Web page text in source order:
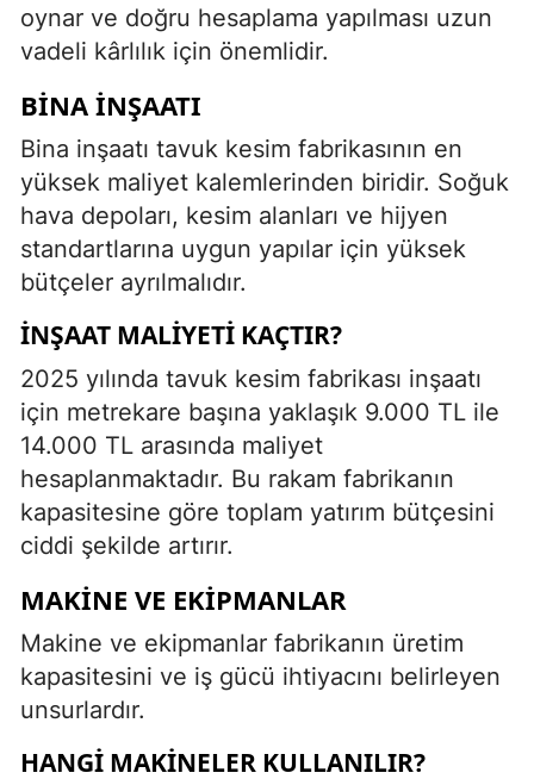
oynar ve doğru hesaplama yapılması uzun
vadeli kârlılık için önemlidir.
BINA İNŞAATI
Bina inşaatı tavuk kesim fabrikasının en
yüksek maliyet kalemlerinden biridir. Soğuk
hava depoları, kesim alanları ve hijyen
standartlarına uygun yapılar için yüksek
bütçeler ayrılmalıdır.
İNŞAAT MALIYETI KAÇTIR?
2025 yılında tavuk kesim fabrikası inşaatı
için metrekare başına yaklaşık 9.000 TL ile
14.000 TL arasında maliyet
hesaplanmaktadır. Bu rakam fabrikanın
kapasitesine göre toplam yatırım bütçesini
ciddi şekilde artırır.
MAKINE VE EKIPMANLAR
Makine ve ekipmanlar fabrikanın üretim
kapasitesini ve iş gücü ihtiyacını belirleyen
unsurlardır.
HANGI MAKINELER KULLANILIR?